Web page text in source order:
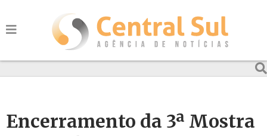
Encerramento da 3ª Mostra